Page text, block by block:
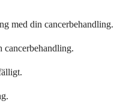
med din cancerbehandling.
cancerbehandling.